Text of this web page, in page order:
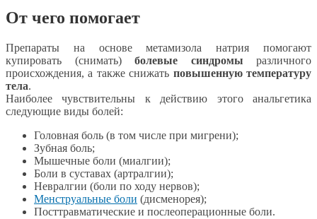
От чего помогает
Препараты на основе метамизола натрия помогают
купировать (снимать) болевые синдромы различного
происхождения, а также снижать повышенную температуру
тела.
Наиболее чувствительны к действию этого анальгетика
следующие виды болей:
Головная боль (в том числе при мигрени);
Зубная боль;
Мышечные боли (миалгии);
Боли в суставах (артралгии);
Невралгии (боли по ходу нервов);
Менструальные боли (дисменорея);
Посттравматические и послеоперационные боли.